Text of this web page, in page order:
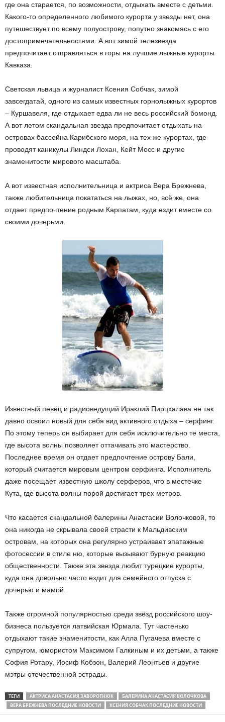
где она старается, по возможности, отдыхать вместе с детьми.
Какого-то определенного любимого курорта у звезды нет, она
путешествует по всему полуострову, попутно знакомясь с его
достопримечательностями. А вот зимой телезвезда
предпочитает отправляться в горы на лучшие лыжные курорты
Кавказа.
Светская львица и журналист Ксения Собчак, зимой
завсегдатай, одного из самых известных горнолыжных курортов
– Куршавеля, где отдыхает едва ли не весь российский бомонд.
А вот летом скандальная звезда предпочитает отдыхать на
островах бассейна Карибского моря, на тех же курортах, где
проводят каникулы Линдси Лохан, Кейт Мосс и другие
знаменитости мирового масштаба.
А вот известная исполнительница и актриса Вера Брежнева,
также любительница покататься на лыжах, но, всё же, она
отдает предпочтение родным Карпатам, куда ездит вместе со
своими дочерьми.
Известный певец и радиоведущий Ираклий Пирцхалава не так
давно освоил новый для себя вид активного отдыха – серфинг.
По этому теперь он выбирает для себя исключительно те места,
где высота волны позволяет оттачивать это мастерство.
Последнее время он отдает предпочтение острову Бали,
который считается мировым центром серфинга. Исполнитель
даже посещает известную школу серферов, что в местечке
Кута, где высота волны порой достигает трех метров.
Что касается скандальной балерины Анастасии Волочковой, то
она никогда не скрывала своей страсти к Мальдивским
островам, на которых она регулярно устраивает эпатажные
фотосессии в стиле ню, которые вызывают бурную реакцию
общественности. Также эта звезда любит турецкие курорты,
куда она довольно часто ездит для семейного отпуска с
дочерью и мамой.
Также огромной популярностью среди звёзд российского шоу-
бизнеса пользуется латвийская Юрмала. Тут частенько
отдыхают такие знаменитости, как Алла Пугачева вместе с
супругом, юмористом Максимом Галкиным и их детьми, а также
София Ротару, Иосиф Кобзон, Валерий Леонтьев и другие
мэтры отечественной эстрады.
ТЕГИ АКТРИСА АНАСТАСИЯ ЗАВОРОТНЮК
БАЛЕРИНА АНАСТАСИЯ ВОЛОЧКОВА
ВЕРА БРЕЖНЕВА ПОСЛЕДНИЕ НОВОСТИ
КСЕНИЯ СОБЧАК ПОСЛЕДНИЕ НОВОСТИ